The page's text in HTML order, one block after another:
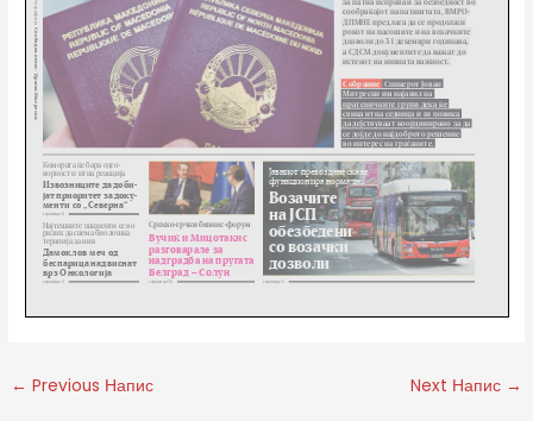
← Previous Напис Next Напис →